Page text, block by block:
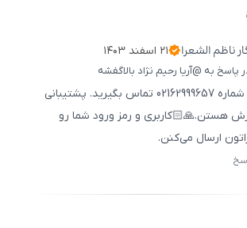
ناظم الشعرا ۲۱ اسفند ۱۴۰۳
پاسخ به @آریا رحیم نژاد بالاگفشه
با شماره 02162999657 تماس بگیرید. پشتیبانی
هستن.🙏🏻کاربری و رمز ورود شما رو
ارسال می‌کنن.